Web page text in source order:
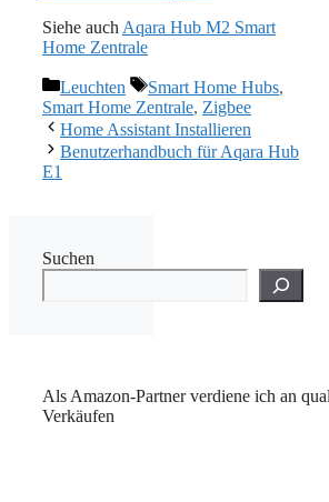
Siehe auch Aqara Hub M2 Smart
Home Zentrale
Kategorien
Leuchten Schlagwörter
Smart Home Hubs,
Smart Home Zentrale, Zigbee
Home Assistant Installieren
Benutzerhandbuch für Aqara Hub
E1
Suchen
Als Amazon-Partner verdiene ich an
Verkäufen